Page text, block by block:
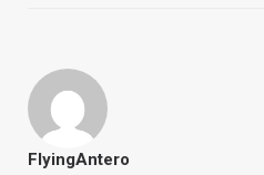
FlyingAntero